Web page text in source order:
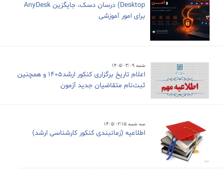
Desktop) درسان دسک، جایگزین AnyDesk
برای امور آموزشی
شنبه ۱۴۰۵/۰۳/۰۹
اعلام تاریخ برگزاری کنکور ارشد1405 و همچنین
ثبت‌نام متقاضیان جدید آزمون
سه شنبه ۱۴۰۵/۰۲/۱۵
اطلاعیه (زمانبندی کنکور کارشناسی ارشد)